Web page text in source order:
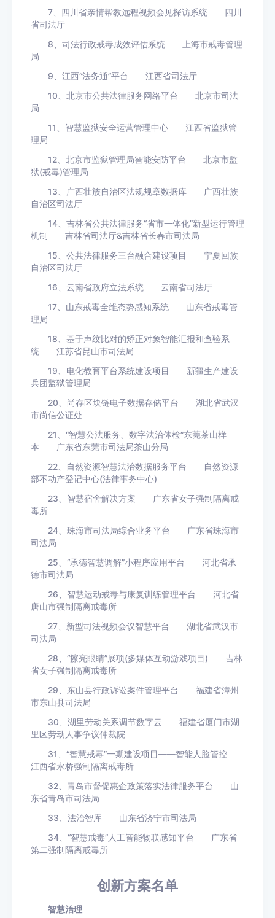
7、四川省亲情帮教远程视频会见探访系统 四川
省司法厅
8、司法行政戒毒成效评估系统 上海市戒毒管理
局
9、江西“法务通”平台 江西省司法厅
10、北京市公共法律服务网络平台 北京市司法
局
11、智慧监狱安全运营管理中心 江西省监狱管
理局
12、北京市监狱管理局智能安防平台 北京市监
狱(戒毒)管理局
13、广西壮族自治区法规规章数据库 广西壮族
自治区司法厅
14、吉林省公共法律服务“省市一体化”新型运行管理
机制 吉林省司法厅&吉林省长春市司法局
15、公共法律服务三台融合建设项目 宁夏回族
自治区司法厅
16、云南省政府立法系统 云南省司法厅
17、山东戒毒全维态势感知系统 山东省戒毒管
理局
18、基于声纹比对的矫正对象智能汇报和查验系
统 江苏省昆山市司法局
19、电化教育平台系统建设项目 新疆生产建设
兵团监狱管理局
20、尚存区块链电子数据存储平台 湖北省武汉
市尚信公证处
21、“智慧公法服务、数字法治体检”东莞茶山样
本 广东省东莞市司法局茶山分局
22、自然资源智慧法治数据服务平台 自然资源
部不动产登记中心(法律事务中心)
23、智慧宿舍解决方案 广东省女子强制隔离戒
毒所
24、珠海市司法局综合业务平台 广东省珠海市
司法局
25、“承德智慧调解”小程序应用平台 河北省承
德市司法局
26、智慧运动戒毒与康复训练管理平台 河北省
唐山市强制隔离戒毒所
27、新型司法视频会议智慧平台 湖北省武汉市
司法局
28、“擦亮眼睛”展项(多媒体互动游戏项目) 吉林
省女子强制隔离戒毒所
29、东山县行政诉讼案件管理平台 福建省漳州
市东山县司法局
30、湖里劳动关系调节数字云 福建省厦门市湖
里区劳动人事争议仲裁院
31、“智慧戒毒”一期建设项目——智能人脸管控
江西省永桥强制隔离戒毒所
32、青岛市督促惠企政策落实法律服务平台 山
东省青岛市司法局
33、法治智库 山东省济宁市司法局
34、“智慧戒毒”人工智能物联感知平台 广东省
第二强制隔离戒毒所
创新方案名单
智慧治理